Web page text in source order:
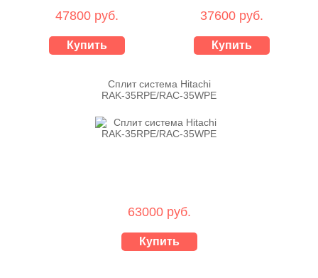
47800 руб.
Купить
37600 руб.
Купить
Сплит система Hitachi
RAK-35RPE/RAC-35WPE
63000 руб.
Купить